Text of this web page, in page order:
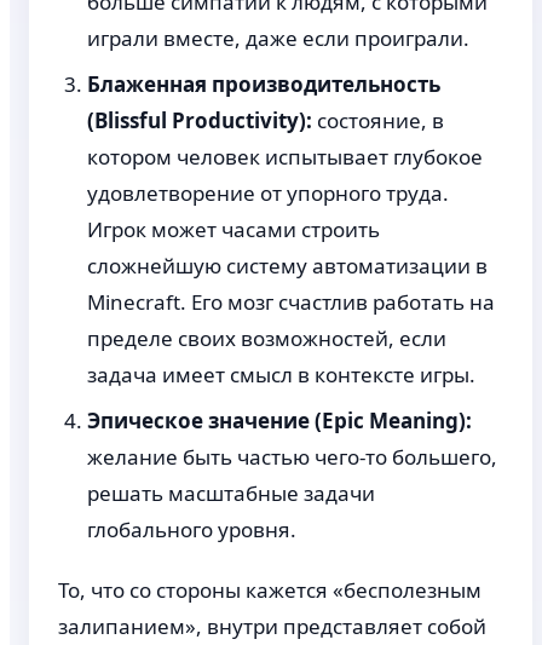
играли вместе, даже если проиграли.
Блаженная производительность
(Blissful Productivity): состояние, в
котором человек испытывает глубокое
удовлетворение от упорного труда.
Игрок может часами строить
сложнейшую систему автоматизации в
Minecraft. Его мозг счастлив работать на
пределе своих возможностей, если
задача имеет смысл в контексте игры.
Эпическое значение (Epic Meaning):
желание быть частью чего-то большего,
решать масштабные задачи
глобального уровня.
То, что со стороны кажется «бесполезным
залипанием», внутри представляет собой